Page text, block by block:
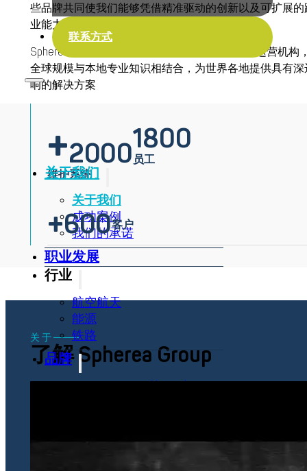
联系方式
关于我们
关于我们
成功案例
我们的承诺
职业发展
行业
航空航天
能源
铁路
品牌
Averna Powered by Spherea
些品牌共同使我们能够凭借精准驱动的创新以及可扩展的
业能力，服务于多元化的市场。
Spherea集团在欧洲、亚洲和北美多个国家设有运营机构
全球规模与本地专业知识相结合，为世界各地提供具有深
响的解决方案
+2000
维护系统
1800
员工
+600客户
关于
了解 Spherea Group